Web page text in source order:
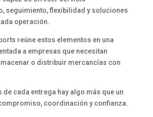
seguimiento, flexibilidad y soluciones
operación.
reúne estos elementos en una
a empresas que necesitan
o distribuir mercancías con
de cada entrega hay algo más que un
coordinación y confianza.